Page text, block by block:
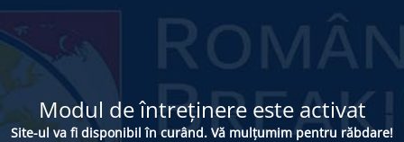
Modul de întreținere este activat
Site-ul va fi disponibil în curând. Vă mulțumim pentru răbdare!